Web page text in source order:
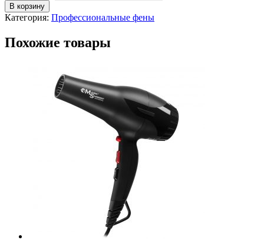
В корзину
Категория: Профессиональные фены
Похожие товары